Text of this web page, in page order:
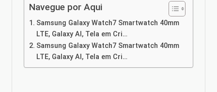
Navegue por Aqui
Samsung Galaxy Watch7 Smartwatch 40mm
LTE, Galaxy AI, Tela em Cri…
Samsung Galaxy Watch7 Smartwatch 40mm
LTE, Galaxy AI, Tela em Cri…